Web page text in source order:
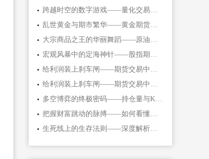
跨越时空的数字游戏——量化交易在期货
乱世黄金与期市繁华——黄金期货的避险
大宗商品之王的华丽舞蹈——原油期货的
宏观风暴中的定海神针——股指期货的对
给利润装上刹车闸——期货交易中不可逾
把握财富跳动的脉搏——如何看懂期货主
生死线上的生存法则——深度解析期货爆